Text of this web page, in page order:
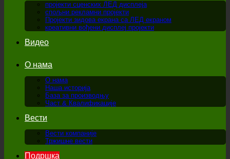
пројекти сценских ЛЕД дисплеја
спољни рекламни пројекти
Пројекти зидова екрана са ЛЕД екраном
креативни вођени дисплеј пројекти
Видео
О нама
О нама
Наша историја
База за производњу
Част & Квалификације
Вести
Вести компаније
Тржишне вести
Подршка